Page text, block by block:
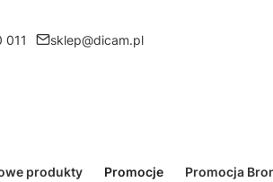
sklep@dicam.pl
produkty Promocje Promocja